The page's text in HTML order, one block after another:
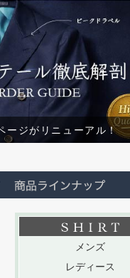
ージがリニューアル！
メンズ
レディース